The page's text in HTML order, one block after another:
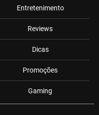
Entretenimento
Reviews
Dicas
Promoções
Gaming